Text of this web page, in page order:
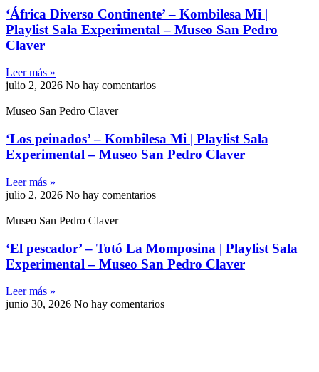
‘África Diverso Continente’ – Kombilesa Mi |
Playlist Sala Experimental – Museo San Pedro
Claver
Leer más »
julio 2, 2026 No hay comentarios
Museo San Pedro Claver
‘Los peinados’ – Kombilesa Mi | Playlist Sala
Experimental – Museo San Pedro Claver
Leer más »
julio 2, 2026 No hay comentarios
Museo San Pedro Claver
‘El pescador’ – Totó La Momposina | Playlist Sala
Experimental – Museo San Pedro Claver
Leer más »
junio 30, 2026 No hay comentarios